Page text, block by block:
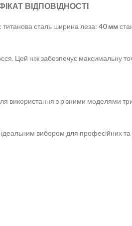
ВІДПОВІДНОСТІ
титанова сталь ширина леза: 40 мм
Цей ніж забезпечує максимальну
використання з різними моделями
ідеальним вибором для професійних та